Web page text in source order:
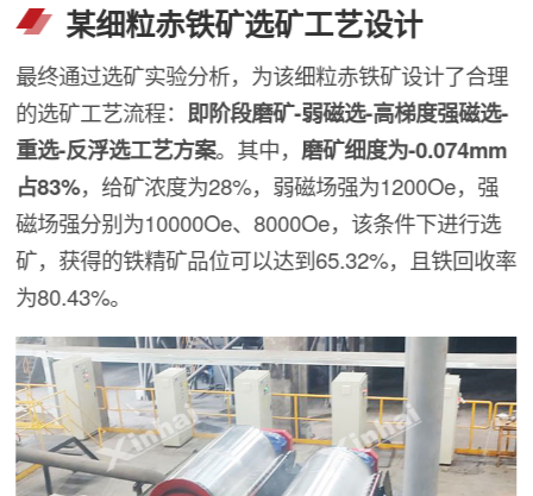
某细粒赤铁矿选矿工艺设计
最终通过选矿实验分析，为该细粒赤铁矿设计了合理
的选矿工艺流程： 即阶段磨矿-弱磁选-高梯度强磁选-
重选-反浮选工艺方案。其中， 磨矿细度为-0.074mm
占83%，给矿浓度为28%，弱磁场强为1200Oe，强
磁场强分别为10000Oe、8000Oe，该条件下进行选
矿，获得的铁精矿品位可以达到65.32%，且铁回收率
为80.43%。